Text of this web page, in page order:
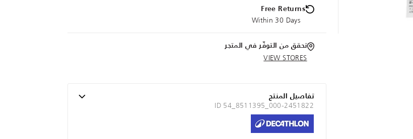
Free Returns
Within 30 Days
تحقق من التوفّر في المتجر
VIEW STORES
تفاصيل المنتج
ID 54_8511395_000-2451822